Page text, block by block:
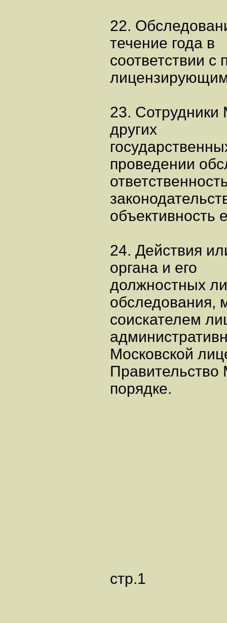
22.
течение года в
соответствии с
23. Сотрудники
других
проведении
объективность
24. Действия
органа и его
должностных
обследования,
соискателем
Московской
порядке.
стр.1